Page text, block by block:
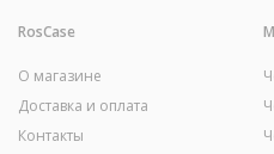
RosCase
О магазине
Доставка и оплата
Контакты